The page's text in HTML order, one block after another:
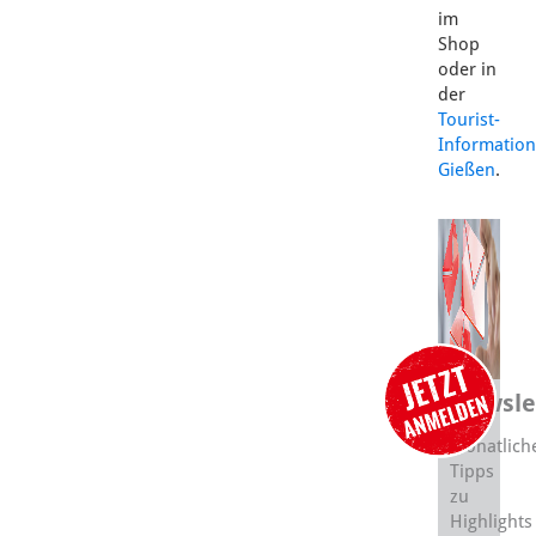
im
Shop
oder in
der
Tourist-
Information
Gießen.
Tipps
zu
Highlights